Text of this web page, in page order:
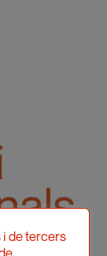
i de tercers